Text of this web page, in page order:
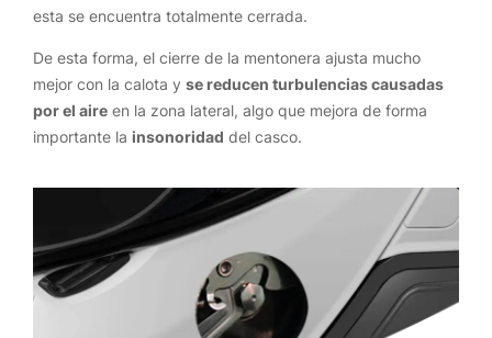
esta se encuentra totalmente cerrada.
De esta forma, el cierre de la mentonera ajusta mucho
mejor con la calota y se reducen turbulencias causadas
por el aire en la zona lateral, algo que mejora de forma
importante la insonoridad del casco.